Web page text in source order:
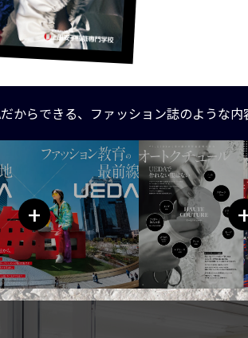
からできる、ファッション誌のような内
+